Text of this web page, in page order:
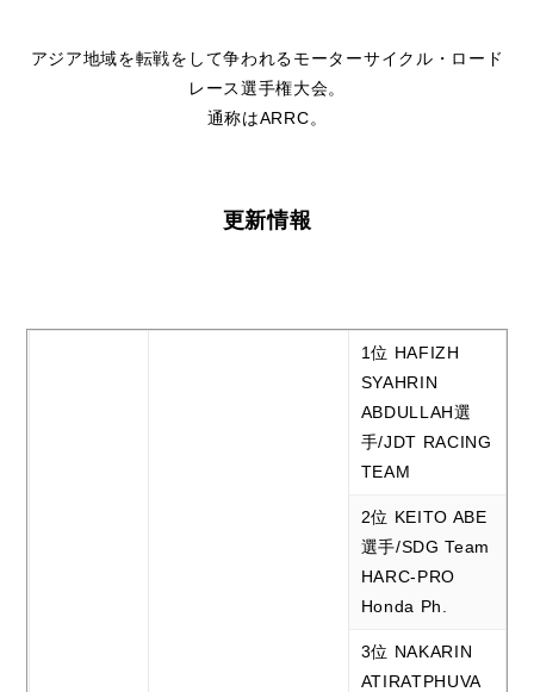
アジア地域を転戦をして争われるモーターサイクル・ロード
レース選手権大会。
通称はARRC。
更新情報
1位 HAFIZH
SYAHRIN
ABDULLAH選
手/JDT RACING
TEAM
2位 KEITO ABE
選手/SDG Team
HARC-PRO
Honda Ph.
3位 NAKARIN
ATIRATPHUVA